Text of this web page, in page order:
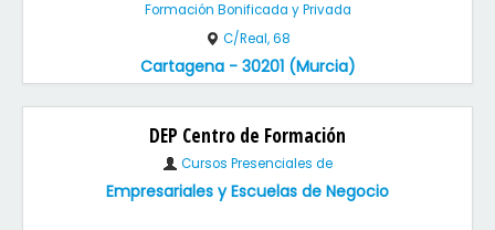
Formación Bonificada y Privada
C/Real, 68
Cartagena - 30201 (Murcia)
DEP Centro de Formación
Cursos Presenciales de
Empresariales y Escuelas de Negocio